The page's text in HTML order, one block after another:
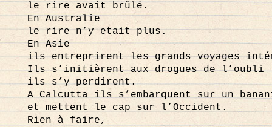
le rire avait brûlé.
En Australie
le rire n’y etait plus.
En Asie
ils entreprirent les grands voyages
Ils s’initièrent aux drogues de l’oubli
ils s’y perdirent.
A Calcutta ils s’embarquent sur un
et mettent le cap sur l’Occident.
Rien à faire,